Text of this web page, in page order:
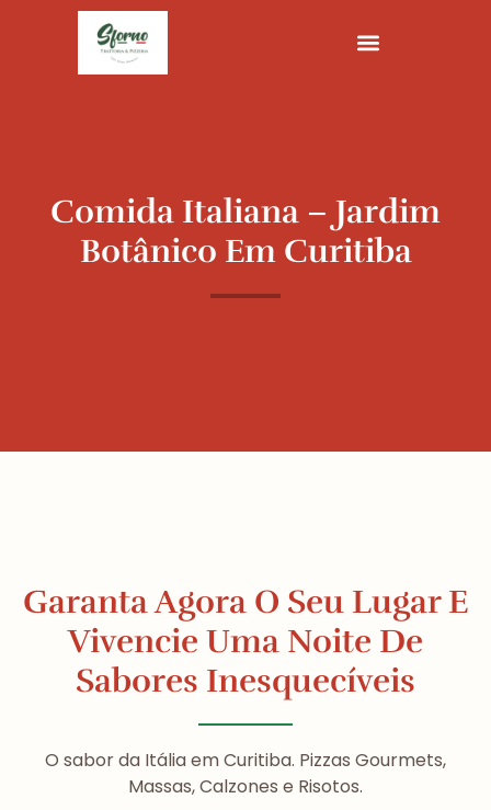
Comida Italiana – Jardim
Botânico Em Curitiba
Garanta Agora O Seu Lugar E
Vivencie Uma Noite De
Sabores Inesquecíveis
O sabor da Itália em Curitiba. Pizzas Gourmets,
Massas, Calzones e Risotos.